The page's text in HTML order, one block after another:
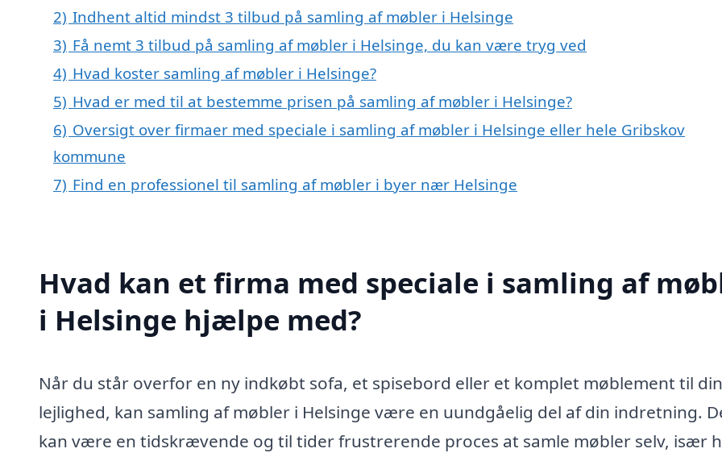
2) Indhent altid mindst 3 tilbud på samling af møbler i Helsinge
3) Få nemt 3 tilbud på samling af møbler i Helsinge, du kan være tryg ved
4) Hvad koster samling af møbler i Helsinge?
5) Hvad er med til at bestemme prisen på samling af møbler i Helsinge?
6) Oversigt over firmaer med speciale i samling af møbler i Helsinge eller hele Gribskov
kommune
7) Find en professionel til samling af møbler i byer nær Helsinge
Hvad kan et firma med speciale i samling af
i Helsinge hjælpe med?
Når du står overfor en ny indkøbt sofa, et spisebord eller et komplet møblement til din
lejlighed, kan samling af møbler i Helsinge være en uundgåelig del af din indretning.
kan være en tidskrævende og til tider frustrerende proces at samle møbler selv, især